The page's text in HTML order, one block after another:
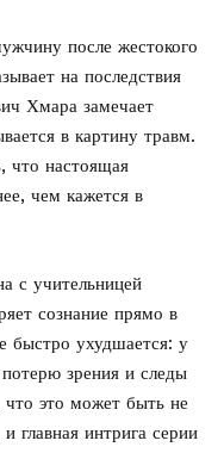
после жестокого
на последствия
Хмара замечает
в картину травм.
что настоящая
чем кажется в
с учительницей
сознание прямо в
быстро ухудшается: у
зрения и следы
это может быть не
главная интрига серии